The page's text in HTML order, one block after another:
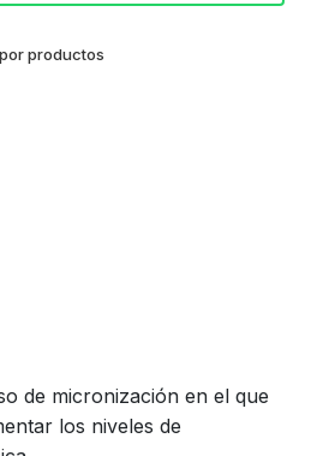
productos
de micronización en el que
los niveles de